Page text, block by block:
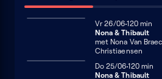
Vrijdag 26 juni
Vr 26/06120
120 min
Nona & Thibault
met Nona Van
Christiaensen
Donderdag 25 juni
Do 25/06120
120 min
Nona & Thibault